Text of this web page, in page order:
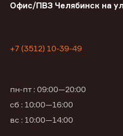
Офис/ПВЗ Челябинск на
+7 (3512) 10-39-49
пн-пт : 09:00—20:00
сб : 10:00—16:00
вс : 10:00—14:00